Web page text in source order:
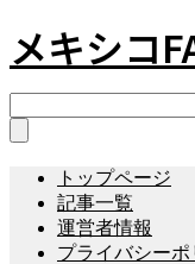
メキシコ
トップページ
記事一覧
運営者情報
プライバシーポ